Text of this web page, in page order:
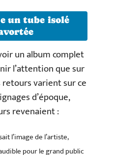
un tube isolé
un album complet
l’attention que sur
retours varient sur ce
d’époque,
revenaient :
l’image de l’artiste,
pour le grand public